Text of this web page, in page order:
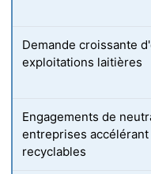
Demande croissante
exploitations laitières
Engagements de
entreprises
recyclables